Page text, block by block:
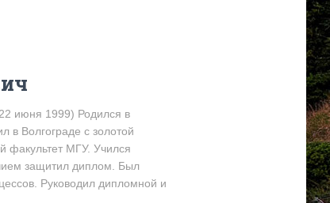
июня 1999) Родился в
в Волгограде с золотой
факультет МГУ. Учился
защитил диплом. Был
Руководил дипломной и